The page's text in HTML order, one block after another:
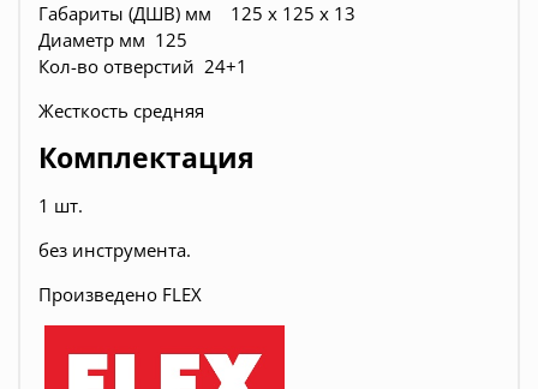
Габариты (ДШВ) мм 125 х 125 х 13
Диаметр мм 125
Кол-во отверстий 24+1
Жесткость средняя
Комплектация
1 шт.
без инструмента.
Произведено FLEX